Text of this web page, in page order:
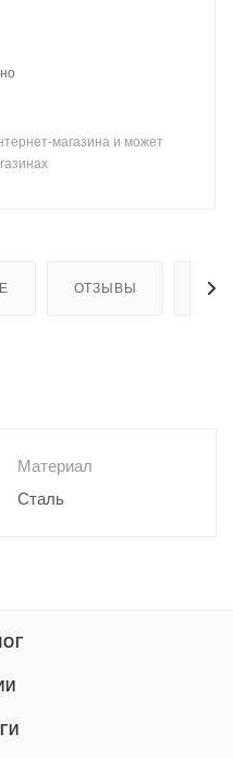
магазина и может
ОТЗЫВЫ
Материал
Сталь